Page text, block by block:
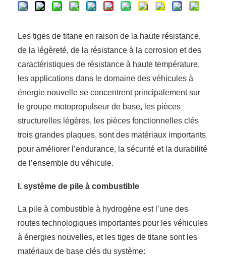
Les tiges de titane en raison de la haute résistance,
de la légèreté, de la résistance à la corrosion et des
caractéristiques de résistance à haute température,
les applications dans le domaine des véhicules à
énergie nouvelle se concentrent principalement sur
le groupe motopropulseur de base, les pièces
structurelles légères, les pièces fonctionnelles clés
trois grandes plaques, sont des matériaux importants
pour améliorer l’endurance, la sécurité et la durabilité
de l’ensemble du véhicule.
I. système de pile à combustible
La pile à combustible à hydrogène est l’une des
routes technologiques importantes pour les véhicules
à énergies nouvelles, et les tiges de titane sont les
matériaux de base clés du système: